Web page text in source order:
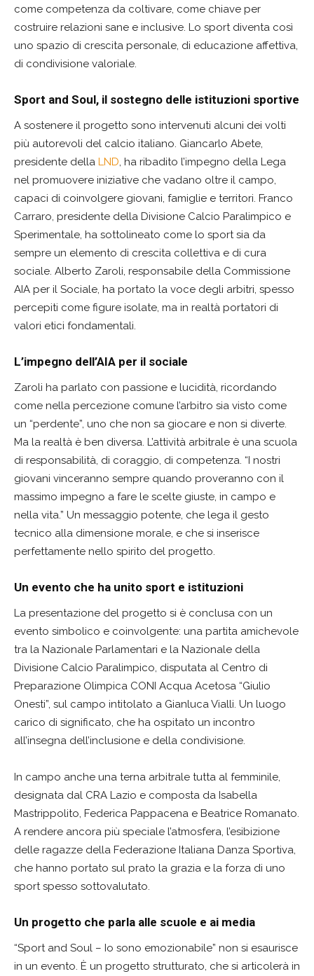
come competenza da coltivare, come chiave per
costruire relazioni sane e inclusive. Lo sport diventa così
uno spazio di crescita personale, di educazione affettiva,
di condivisione valoriale.
Sport and Soul, il sostegno delle istituzioni sportive
A sostenere il progetto sono intervenuti alcuni dei volti
più autorevoli del calcio italiano. Giancarlo Abete,
presidente della LND , ha ribadito l’impegno della Lega
nel promuovere iniziative che vadano oltre il campo,
capaci di coinvolgere giovani, famiglie e territori. Franco
Carraro, presidente della Divisione Calcio Paralimpico e
Sperimentale, ha sottolineato come lo sport sia da
sempre un elemento di crescita collettiva e di cura
sociale. Alberto Zaroli, responsabile della Commissione
AIA per il Sociale, ha portato la voce degli arbitri, spesso
percepiti come figure isolate, ma in realtà portatori di
valori etici fondamentali.
L’impegno dell’AIA per il sociale
Zaroli ha parlato con passione e lucidità, ricordando
come nella percezione comune l’arbitro sia visto come
un “perdente”, uno che non sa giocare e non si diverte.
Ma la realtà è ben diversa. L’attività arbitrale è una scuola
di responsabilità, di coraggio, di competenza. “I nostri
giovani vinceranno sempre quando proveranno con il
massimo impegno a fare le scelte giuste, in campo e
nella vita.” Un messaggio potente, che lega il gesto
tecnico alla dimensione morale, e che si inserisce
perfettamente nello spirito del progetto.
Un evento che ha unito sport e istituzioni
La presentazione del progetto si è conclusa con un
evento simbolico e coinvolgente: una partita amichevole
tra la Nazionale Parlamentari e la Nazionale della
Divisione Calcio Paralimpico, disputata al Centro di
Preparazione Olimpica CONI Acqua Acetosa “Giulio
Onesti”, sul campo intitolato a Gianluca Vialli. Un luogo
carico di significato, che ha ospitato un incontro
all’insegna dell’inclusione e della condivisione.
In campo anche una terna arbitrale tutta al femminile,
designata dal CRA Lazio e composta da Isabella
Mastrippolito, Federica Pappacena e Beatrice Romanato.
A rendere ancora più speciale l’atmosfera, l’esibizione
delle ragazze della Federazione Italiana Danza Sportiva,
che hanno portato sul prato la grazia e la forza di uno
sport spesso sottovalutato.
Un progetto che parla alle scuole e ai media
“Sport and Soul – Io sono emozionabile” non si esaurisce
in un evento. È un progetto strutturato, che si articolerà in